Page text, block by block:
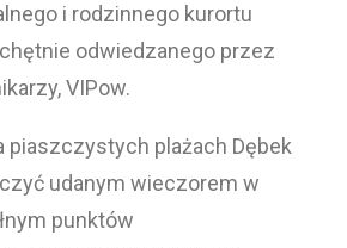
i rodzinnego kurortu
odwiedzanego przez
VIPow.
piaszczystych plażach Dębek
udanym wieczorem w
punktów